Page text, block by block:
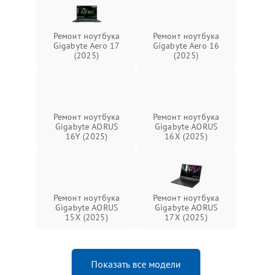
Ремонт ноутбука
Gigabyte Aero 17
(2025)
Ремонт ноутбука
Gigabyte Aero 16
(2025)
Ремонт ноутбука
Gigabyte AORUS
16Y (2025)
Ремонт ноутбука
Gigabyte AORUS
16X (2025)
Ремонт ноутбука
Gigabyte AORUS
15X (2025)
Ремонт ноутбука
Gigabyte AORUS
17X (2025)
Показать все модели